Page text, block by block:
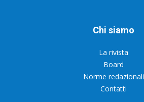
Chi siamo
La rivista
Board
Norme redazionali
Contatti